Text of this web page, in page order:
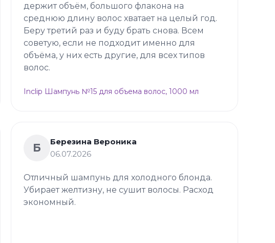
держит объём, большого флакона на
среднюю длину волос хватает на целый год.
Беру третий раз и буду брать снова. Всем
советую, если не подходит именно для
объёма, у них есть другие, для всех типов
волос.
Inclip Шампунь №15 для объема волос, 1000 мл
Б
Березина Вероника
06.07.2026
Отличный шампунь для холодного блонда.
Убирает желтизну, не сушит волосы. Расход
экономный.